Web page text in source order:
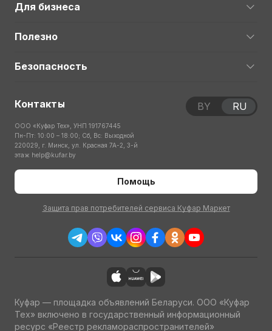
Для бизнеса
Полезно
Безопасность
Контакты
ООО «Куфар Тех», УНП 191767445
Пн-Пт: 10:00 – 18:00; Сб, Вс: Выходной
220029, г. Минск, ул. Красная 7А-2, 3-й
этаж help@kufar.by
Помощь
Защита прав потребителей сервиса Куфар Маркет
BY RU
Куфар — площадка объявлений Беларуси. ООО «Куфар
Тех» включено в государственный информационный
ресурс «Реестр рекламораспространителей»